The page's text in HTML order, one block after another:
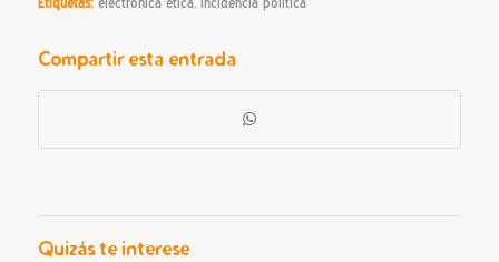
Compartir esta entrada
Quizás te interese